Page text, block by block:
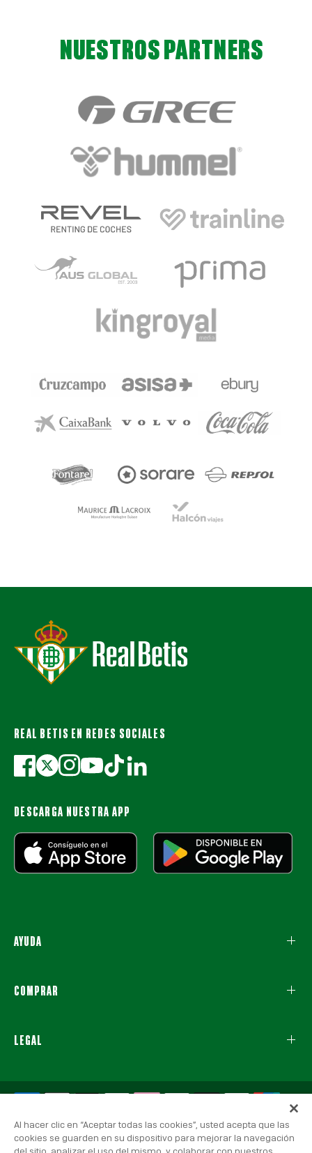
NUESTROS PARTNERS
REAL BETIS EN REDES SOCIALES
DESCARGA NUESTRA APP
AYUDA
COMPRAR
LEGAL
Al hacer clic en “Aceptar todas las cookies”, usted acepta que las
cookies se guarden en su dispositivo para mejorar la navegación